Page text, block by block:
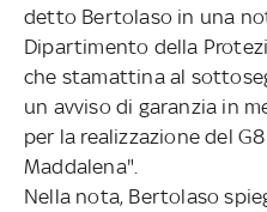
detto Bertolaso in una
Dipartimento della
che stamattina al
un avviso di garanzia in
per la realizzazione del
Maddalena".
Nella nota, Bertolaso